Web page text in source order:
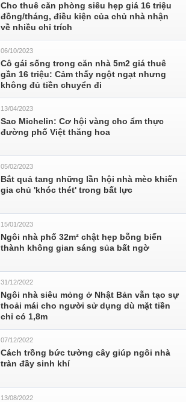
Cho thuê căn phòng siêu hẹp giá 16 triệu
đồng/tháng, điều kiện của chủ nhà nhận
về nhiều chỉ trích
06/10/2023
Cô gái sống trong căn nhà 5m2 giá thuê
gần 16 triệu: Cảm thấy ngột ngạt nhưng
không đủ tiền chuyển đi
13/04/2023
Sao Michelin: Cơ hội vàng cho ẩm thực
đường phố Việt thăng hoa
05/02/2023
Bắt quả tang những lần hội nhà mèo khiến
gia chủ 'khóc thét' trong bất lực
15/01/2023
Ngôi nhà phố 32m² chật hẹp bỗng biến
thành không gian sáng sủa bất ngờ
31/12/2022
Ngôi nhà siêu mỏng ở Nhật Bản vẫn tạo sự
thoải mái cho người sử dụng dù mặt tiền
chỉ có 1,8m
07/12/2022
Cách trồng bức tường cây giúp ngôi nhà
tràn đầy sinh khí
13/08/2022